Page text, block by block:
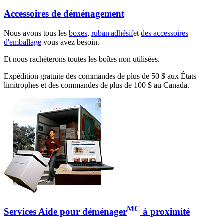
Accessoires de déménagement
Nous avons tous les boxes, ruban adhésifet des accessoires
d'emballage vous avez besoin.
Et nous rachèterons toutes les boîtes non utilisées.
Expédition gratuite des commandes de plus de 50 $ aux États
limitrophes et des commandes de plus de 100 $ au Canada.
Services Aide pour déménagerMC à proximité